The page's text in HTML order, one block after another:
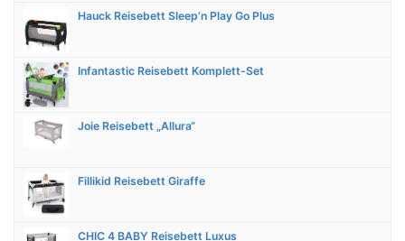
Hauck Reisebett Sleep’n Play Go Plus
Infantastic Reisebett Komplett-Set
Joie Reisebett „Allura“
Fillikid Reisebett Giraffe
CHIC 4 BABY Reisebett Luxus